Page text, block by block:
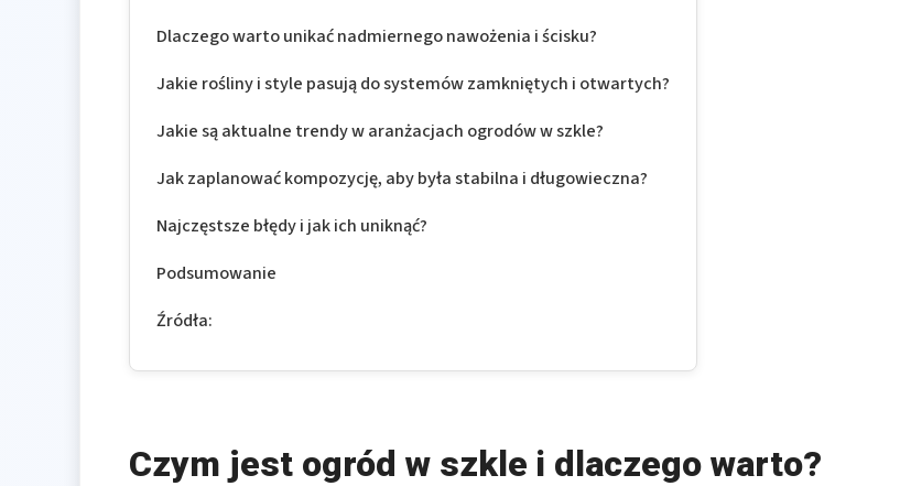
Dlaczego warto unikać nadmiernego nawożenia i ścisku?
Jakie rośliny i style pasują do systemów zamkniętych i otwartych?
Jakie są aktualne trendy w aranżacjach ogrodów w szkle?
Jak zaplanować kompozycję, aby była stabilna i długowieczna?
Najczęstsze błędy i jak ich uniknąć?
Podsumowanie
Źródła:
Czym jest ogród w szkle i dlaczego warto?